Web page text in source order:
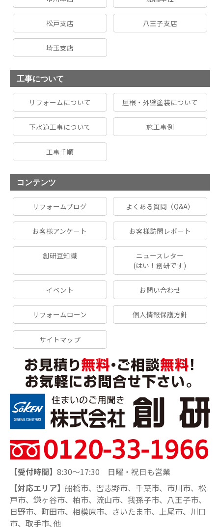
松戸支店 八王子支店
埼玉支店
工事について
リフォームについて 屋根・外壁塗装について
下水道工事について 施工事例
工事手順
コンテンツ
リフォームブログ よくある質問（Q&A）
お客様アンケート お客様訪問レポート
創研豆知識
ニュースレター
(はい！創研です)
イベント お問い合わせ
リフォームローン 個人情報保護方針
サイトマップ
【受付時間】 8:30～17:30 日曜・祝日も営業
【対応エリア】 船橋市、習志野市、千葉市、市川市、松
戸市、鎌ヶ谷市、柏市、流山市、我孫子市、八王子市、
日野市、町田市、相模原市、さいたま市、上尾市、川口
市、取手市､他